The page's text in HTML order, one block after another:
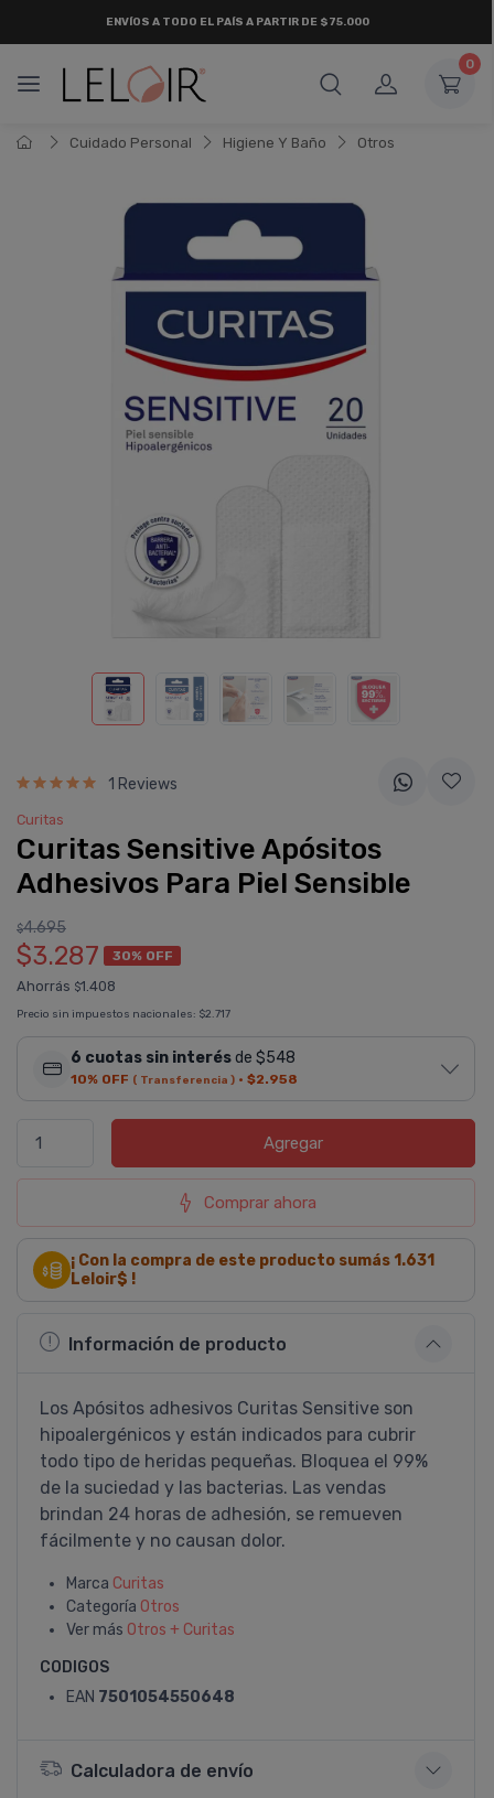
0
Cuidado Personal Higiene Y Baño Otros
1 Reviews
Curitas
Curitas Sensitive Apósitos
Adhesivos Para Piel Sensible
$4.695
$3.287 30% OFF
Ahorrás $1.408
Precio sin impuestos nacionales: $2.717
6 cuotas sin interésde $548
10% OFF ( Transferencia ) · $2.958
Agregar
Comprar ahora
¡ Con la compra de este producto sumás 1.631
Leloir$ !
Información de producto
Los Apósitos adhesivos Curitas Sensitive son
hipoalergénicos y están indicados para cubrir
todo tipo de heridas pequeñas. Bloquea el 99%
de la suciedad y las bacterias. Las vendas
brindan 24 horas de adhesión, se remueven
fácilmente y no causan dolor.
Marca Curitas
Categoría Otros
Ver más Otros + Curitas
CODIGOS
EAN 7501054550648
Calculadora de envío